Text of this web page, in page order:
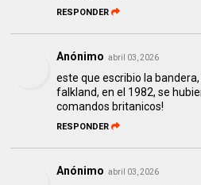
RESPONDER
Anónimo abril 03, 2026
este que escribio la
falkland, en el 1982, se
comandos britanicos!
RESPONDER
Anónimo abril 03, 2026